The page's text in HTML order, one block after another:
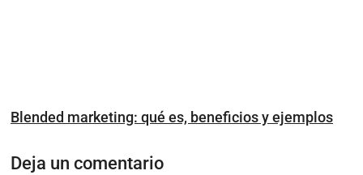
Blended marketing: qué es, beneficios y ejemplos
Deja un comentario